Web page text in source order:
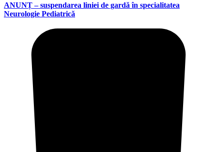
ANUNȚ – suspendarea liniei de gardă în specialitatea
Neurologie Pediatrică